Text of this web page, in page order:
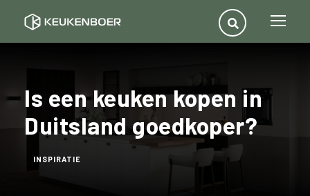
Is een keuken kopen in
Duitsland goedkoper?
INSPIRATIE